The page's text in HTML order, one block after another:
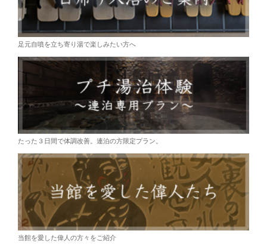
足元自噴を立ち寄り湯で楽しみたい方へ
たった３日間で体調改善。連泊の方限定プラン。
当館を愛した偉人の方々をご紹介